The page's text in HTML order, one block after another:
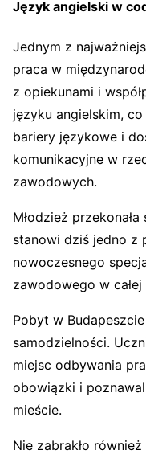
Język angielski w
Jednym z
praca w
z opiekunami i
języku angielskim,
bariery językowe i
komunikacyjne w
zawodowych.
Młodzież
stanowi dziś jedno z
nowoczesnego
zawodowego w całej
Pobyt w
samodzielności.
miejsc odbywania
obowiązki i
mieście.
Nie zabrakło